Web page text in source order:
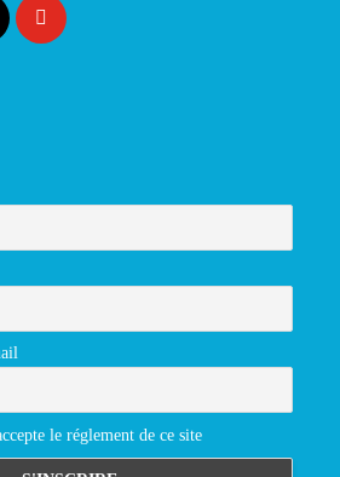
le réglement de ce site